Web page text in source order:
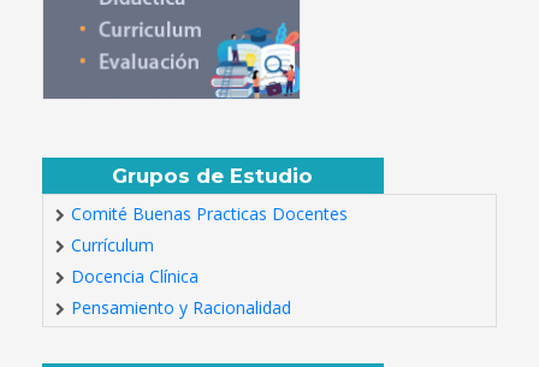
Grupos de Estudio
Comité Buenas Practicas Docentes
Currículum
Docencia Clínica
Pensamiento y Racionalidad